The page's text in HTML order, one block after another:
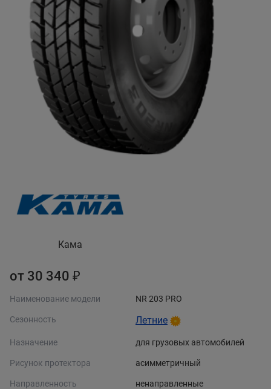
Кама
от 30 340 ₽
Наименование модели NR 203 PRO
Сезонность Летние
Назначение для грузовых автомобилей
Рисунок протектора асимметричный
Направленность ненаправленные